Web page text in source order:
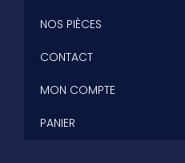
NOS PIÈCES
CONTACT
MON COMPTE
PANIER